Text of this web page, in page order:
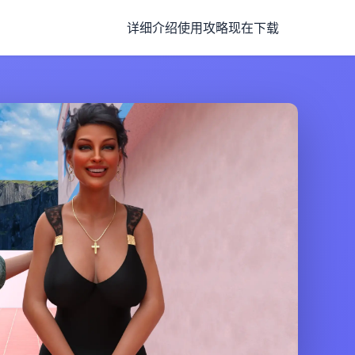
详细介绍使用攻略现在下载